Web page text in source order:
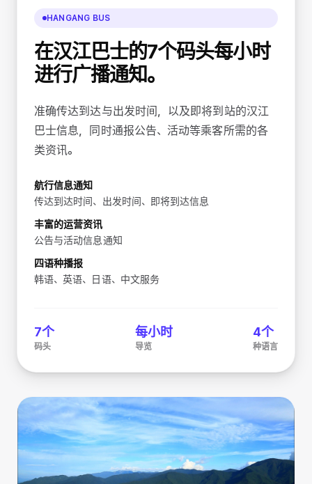
HANGANG BUS
在汉江巴士的7个码头每小时
进行广播通知。
准确传达到达与出发时间，以及即将到站的汉江
巴士信息，同时通报公告、活动等乘客所需的各
类资讯。
航行信息通知
传达到达时间、出发时间、即将到达信息
丰富的运营资讯
公告与活动信息通知
四语种播报
韩语、英语、日语、中文服务
7个
码头
每小时
导览
4个
种语言